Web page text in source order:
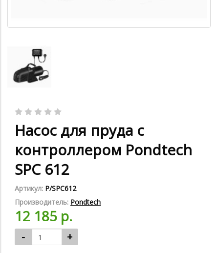
Насос для пруда с
контроллером Pondtech
SPC 612
Артикул: P/SPC612
Производитель: Pondtech
12 185 р.
- +